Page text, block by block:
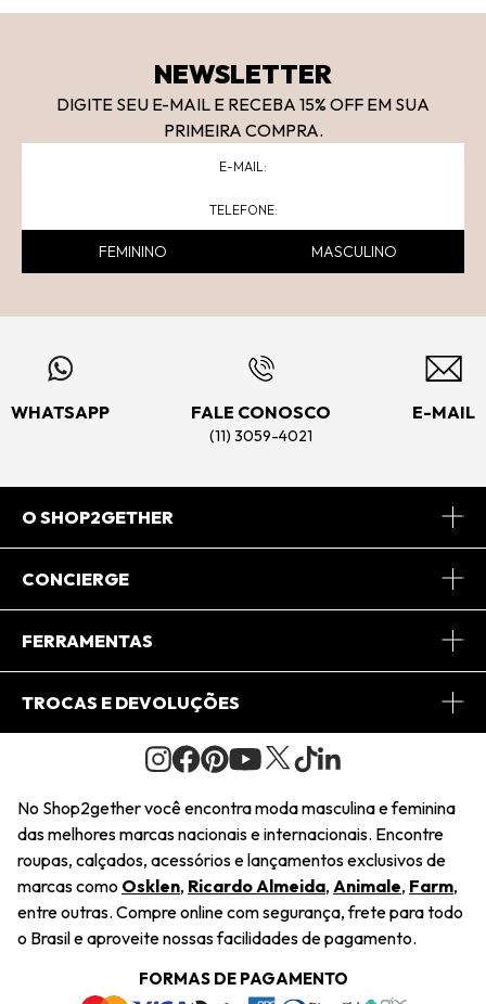
NEWSLETTER
DIGITE SEU E-MAIL E RECEBA 15% OFF EM SUA
PRIMEIRA COMPRA.
FEMININO MASCULINO
WHATSAPP FALE CONOSCO
(11) 3059-4021
E-MAIL
O SHOP2GETHER
Sobre Nós
Journal
Saiu na Mídia
Sustentabilidade
Navegando
CONCIERGE
Central de Relacionamento
Regulamento e Promoções
FERRAMENTAS
Minha Conta
Pedido de Presente
Wishlist
TROCAS E DEVOLUÇÕES
Condições Gerais
Troca Fácil
Restituição de Pagamento
Dúvidas Frequentes
Termos e Condições
No Shop2gether você encontra moda masculina e feminina
das melhores marcas nacionais e internacionais. Encontre
roupas, calçados, acessórios e lançamentos exclusivos de
marcas como Osklen, Ricardo Almeida, Animale, Farm,
entre outras. Compre online com segurança, frete para todo
o Brasil e aproveite nossas facilidades de pagamento.
FORMAS DE PAGAMENTO